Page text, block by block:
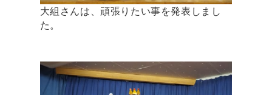
大組さんは、頑張りたい事を発表しまし
た。